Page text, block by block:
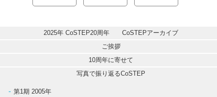
シ
2025年 CoSTEP20周年　　CoSTEPアーカイブ
ご挨拶
10周年に寄せて
写真で振り返るCoSTEP
第1期 2005年